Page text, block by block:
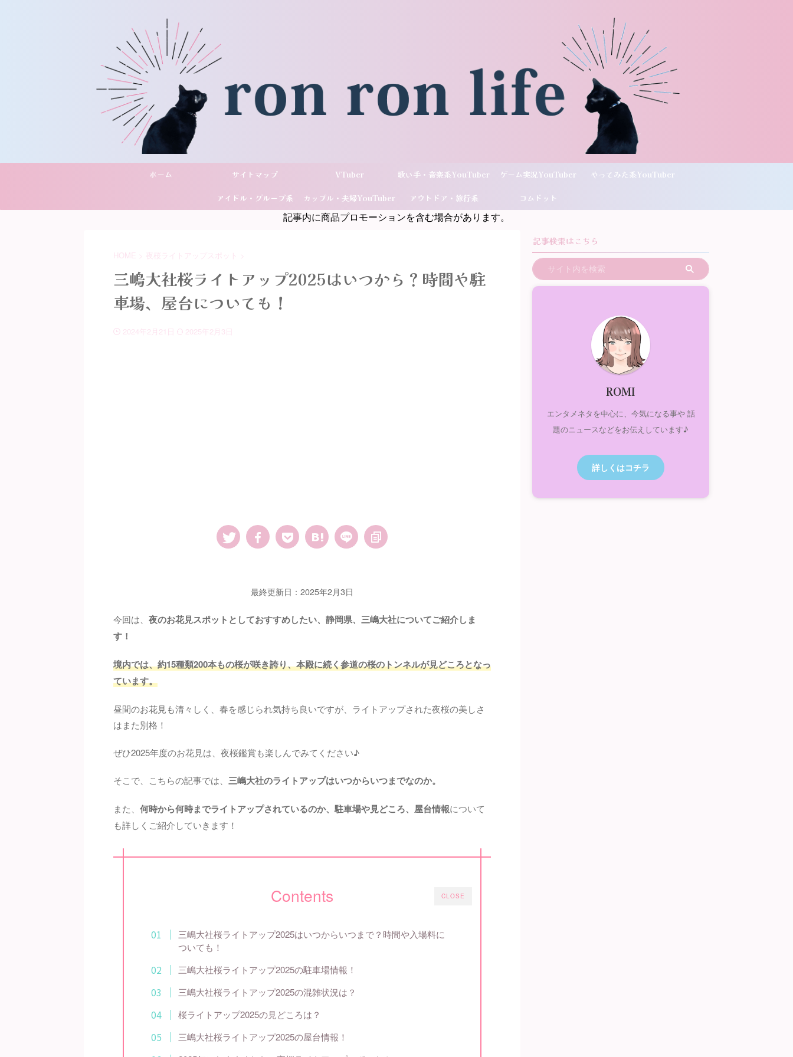
ホーム サイトマップ VTuber 歌い手・音楽系YouTuber ゲーム実況YouTuber やってみた系YouTuber
アイドル・グループ系 カップル・夫婦YouTuber アウトドア・旅行系
YouTuber
コムドット
記事内に商品プロモーションを含む場合があります。
HOME > 夜桜ライトアップスポット >
三嶋大社桜ライトアップ2025はいつから？時間や駐
車場、屋台についても！
2024年2月21日 2025年2月3日
最終更新日：2025年2月3日
今回は、 夜のお花見スポットとしておすすめしたい、静岡県、三嶋大社についてご紹介しま
す！
境内では、約15種類200本もの桜が咲き誇り、本殿に続く参道の桜のトンネルが見どころとなっ
ています。
昼間のお花見も清々しく、春を感じられ気持ち良いですが、ライトアップされた夜桜の美しさ
はまた別格！
ぜひ2025年度のお花見は、夜桜鑑賞も楽しんでみてください♪
そこで、こちらの記事では、 三嶋大社のライトアップはいつからいつまでなのか。
また、 何時から何時までライトアップされているのか、駐車場や見どころ、屋台情報について
も詳しくご紹介していきます！
CLOSE
Contents
三嶋大社桜ライトアップ2025はいつからいつまで？時間や入場料に
ついても！
三嶋大社桜ライトアップ2025の駐車場情報！
三嶋大社桜ライトアップ2025の混雑状況は？
桜ライトアップ2025の見どころは？
三嶋大社桜ライトアップ2025の屋台情報！
記事検索はこちら
ROMI
エンタメネタを中心に、今気になる事や 話
題のニュースなどをお伝えしています♪
詳しくはコチラ